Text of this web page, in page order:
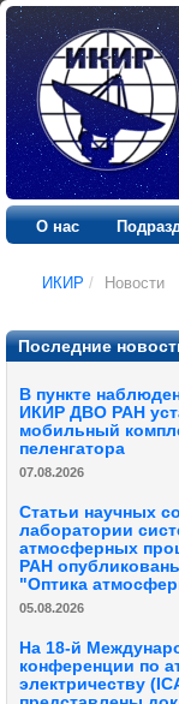
О нас
ИКИР / Новости
Последние
В пункте
ИКИР ДВО РАН
мобильный
пеленгатора
07.08.2026
Статьи научных
лаборатории
атмосферных
РАН
"Оптика
05.08.2026
На 18-й
конференции по
электричеству